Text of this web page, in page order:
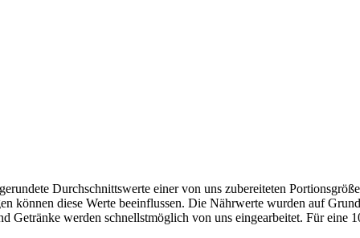
Durchschnittswerte einer von uns zubereiteten
können diese Werte beeinflussen. Die Nährwerte wurden auf
Getränke werden schnellstmöglich von uns eingearbeitet. Für